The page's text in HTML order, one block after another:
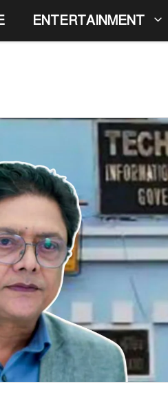
ENTERTAINMENT